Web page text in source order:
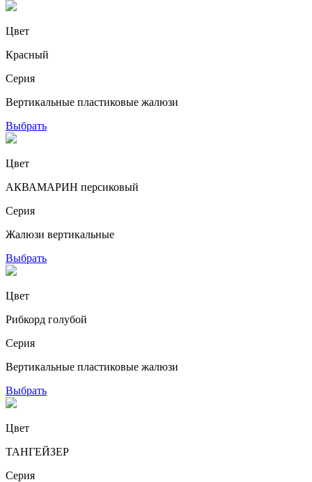
Цвет
Красный
Серия
Вертикальные пластиковые жалюзи
Выбрать
Цвет
АКВАМАРИН персиковый
Серия
Жалюзи вертикальные
Выбрать
Цвет
Рибкорд голубой
Серия
Вертикальные пластиковые жалюзи
Выбрать
Цвет
ТАНГЕЙЗЕР
Серия